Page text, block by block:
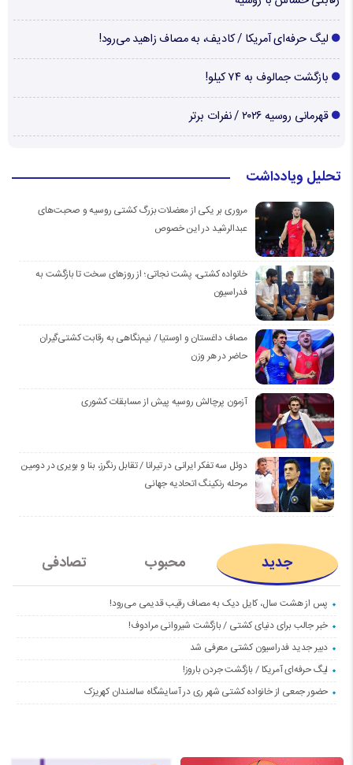
لیگ حرفه‌ای آمریکا / کادیف، به مصاف زاهید می‌رود!
بازگشت جمالوف به ۷۴ کیلو!
قهرمانی روسیه ۲۰۲۶ / نفرات برتر
تحلیل ویادداشت
مروری بر یکی از معضلات بزرگ کشتی روسیه و صحبت‌های
عبدالرشید در این خصوص
خانواده کشتی، پشت نجاتی؛ از روزهای سخت تا بازگشت به
فدراسیون
مصاف داغستان و اوستیا / نیم‌نگاهی به رقابت کشتی‌گیران
حاضر در هر وزن
آزمون پرچالش روسیه پیش از مسابقات کشوری
دوئل سه تفکر ایرانی در تیرانا / تقابل رنگرز، بنا و بویری در دومین
مرحله رنکینگ اتحادیه جهانی
جدید محبوب تصادفی
پس از هشت سال، کایل دیک به مصاف رقیب قدیمی می‌رود!
خبر جالب برای دنیای کشتی / بازگشت شیروانی مرادوف!
دبیر جدید فدراسیون کشتی معرفی شد
لیگ حرفه‌ای آمریکا / بازگشت جردن باروز!
حضور جمعی از خانواده کشتی شهر ری در آسایشگاه سالمندان کهریزک